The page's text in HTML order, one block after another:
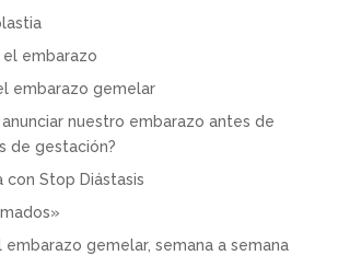
el embarazo
embarazo gemelar
anunciar nuestro embarazo antes de
de gestación?
con Stop Diástasis
embarazo gemelar, semana a semana